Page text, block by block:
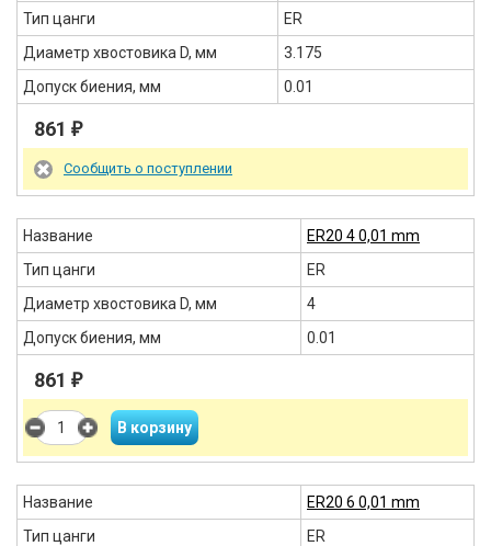
Тип цанги
ER
Диаметр хвостовика D, мм
3.175
Допуск биения, мм
0.01
861 ₽
Сообщить о поступлении
Название
ER20 4 0,01 mm
Тип цанги
ER
Диаметр хвостовика D, мм
4
Допуск биения, мм
0.01
861 ₽
Название
ER20 6 0,01 mm
Тип цанги
ER